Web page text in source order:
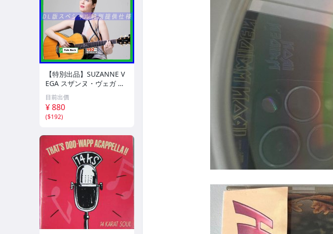
【特別出品】SUZANNE V
EGA スザンヌ・ヴェガ 精
選集 100歌 音楽DL(MP3C
D)☆
目前出價
¥ 880
($192)